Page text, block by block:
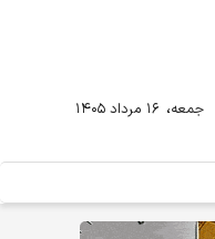
جمعه، ۱۶ مرداد ۱۴۰۵